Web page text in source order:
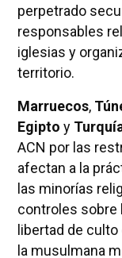
perpetrado
responsables
iglesias y
territorio.
Marruecos,
Egipto y
ACN por las
afectan a la
las minorías
controles sobre
libertad de
la musulmana